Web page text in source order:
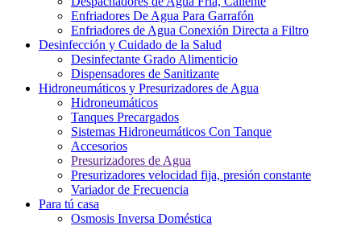
Enfriadores De Agua Para Garrafón
Enfriadores de Agua Conexión Directa a Filtro
Desinfección y Cuidado de la Salud
Desinfectante Grado Alimenticio
Dispensadores de Sanitizante
Hidroneumáticos y Presurizadores de Agua
Hidroneumáticos
Tanques Precargados
Sistemas Hidroneumáticos Con Tanque
Accesorios
Presurizadores de Agua
Presurizadores velocidad fija, presión constante
Variador de Frecuencia
Para tú casa
Osmosis Inversa Doméstica